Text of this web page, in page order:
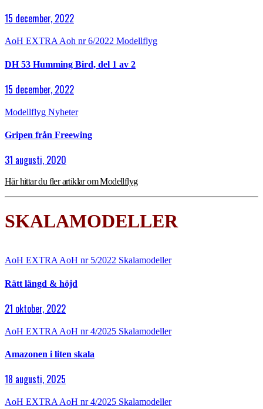
15 december, 2022
AoH EXTRA Aoh nr 6/2022 Modellflyg
DH 53 Humming Bird, del 1 av 2
15 december, 2022
Modellflyg Nyheter
Gripen från Freewing
31 augusti, 2020
Här hittar du fler artiklar om Modellflyg
SKALAMODELLER
AoH EXTRA AoH nr 5/2022 Skalamodeller
Rätt längd & höjd
21 oktober, 2022
AoH EXTRA AoH nr 4/2025 Skalamodeller
Amazonen i liten skala
18 augusti, 2025
AoH EXTRA AoH nr 4/2025 Skalamodeller